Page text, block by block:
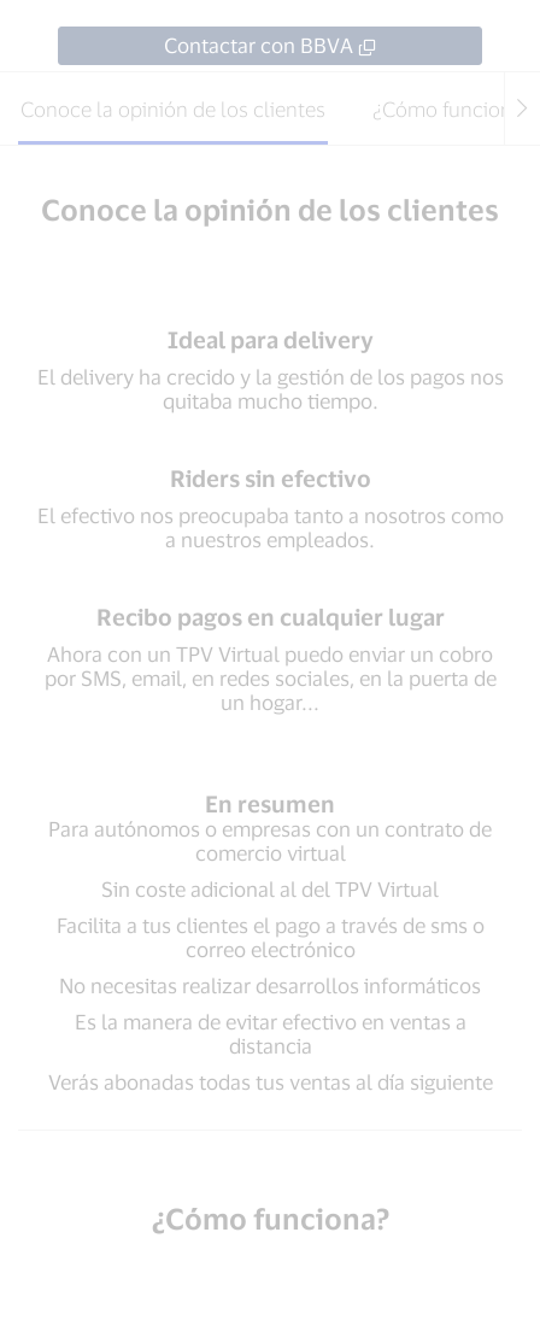
Contactar con BBVA
Conoce la opinión de los clientes ¿Cómo funciona?
Conoce la opinión de los clientes
Ideal para delivery
El delivery ha crecido y la gestión de los pagos nos
quitaba mucho tiempo.
Riders sin efectivo
El efectivo nos preocupaba tanto a nosotros como
a nuestros empleados.
Recibo pagos en cualquier lugar
Ahora con un TPV Virtual puedo enviar un cobro
por SMS, email, en redes sociales, en la puerta de
un hogar...
En resumen
Para autónomos o empresas con un contrato de
comercio virtual
Sin coste adicional al del TPV Virtual
Facilita a tus clientes el pago a través de sms o
correo electrónico
No necesitas realizar desarrollos informáticos
Es la manera de evitar efectivo en ventas a
distancia
Verás abonadas todas tus ventas al día siguiente
¿Cómo funciona?